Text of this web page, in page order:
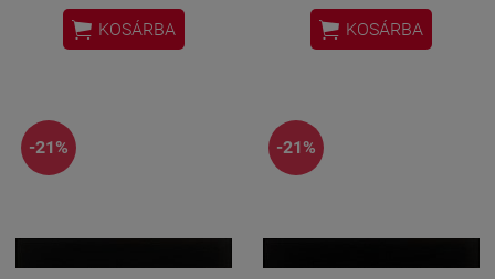
megrendeléstől számítva
Bemutatóteremben
kézzelfogható (Bp.
 KOSÁRBA
megrendeléstől számítva
Bemutatóteremben
kézzelfogható (Bp.
 KOSÁRBA
-21% -21%